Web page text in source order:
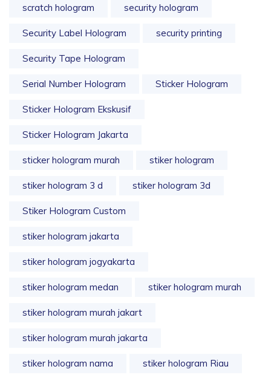
scratch hologram security hologram
Security Label Hologram security printing
Security Tape Hologram
Serial Number Hologram Sticker Hologram
Sticker Hologram Ekskusif
Sticker Hologram Jakarta
sticker hologram murah stiker hologram
stiker hologram 3 d stiker hologram 3d
Stiker Hologram Custom
stiker hologram jakarta
stiker hologram jogyakarta
stiker hologram medan stiker hologram murah
stiker hologram murah jakart
stiker hologram murah jakarta
stiker hologram nama stiker hologram Riau